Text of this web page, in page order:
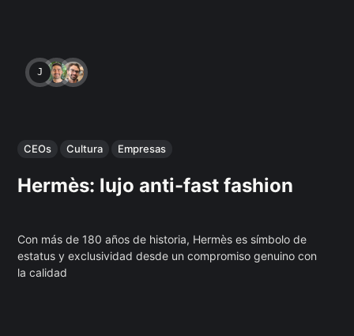
JAVIERA DÍAZ
CEOs Cultura Empresas
Hermès: lujo anti-fast fashion
Con más de 180 años de historia, Hermès es símbolo de
estatus y exclusividad desde un compromiso genuino con
la calidad